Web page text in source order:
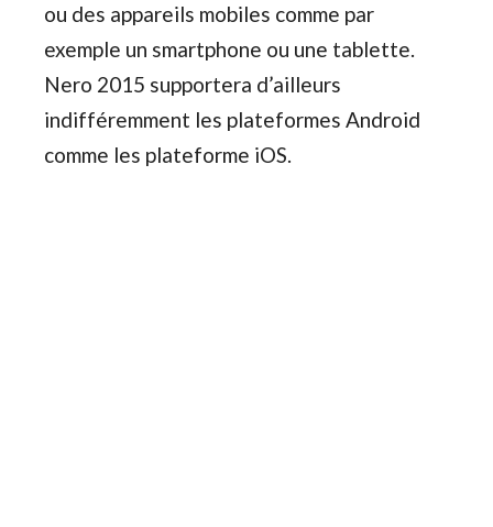
ou des appareils mobiles comme par
exemple un smartphone ou une tablette.
Nero 2015 supportera d’ailleurs
indifféremment les plateformes Android
comme les plateforme iOS.